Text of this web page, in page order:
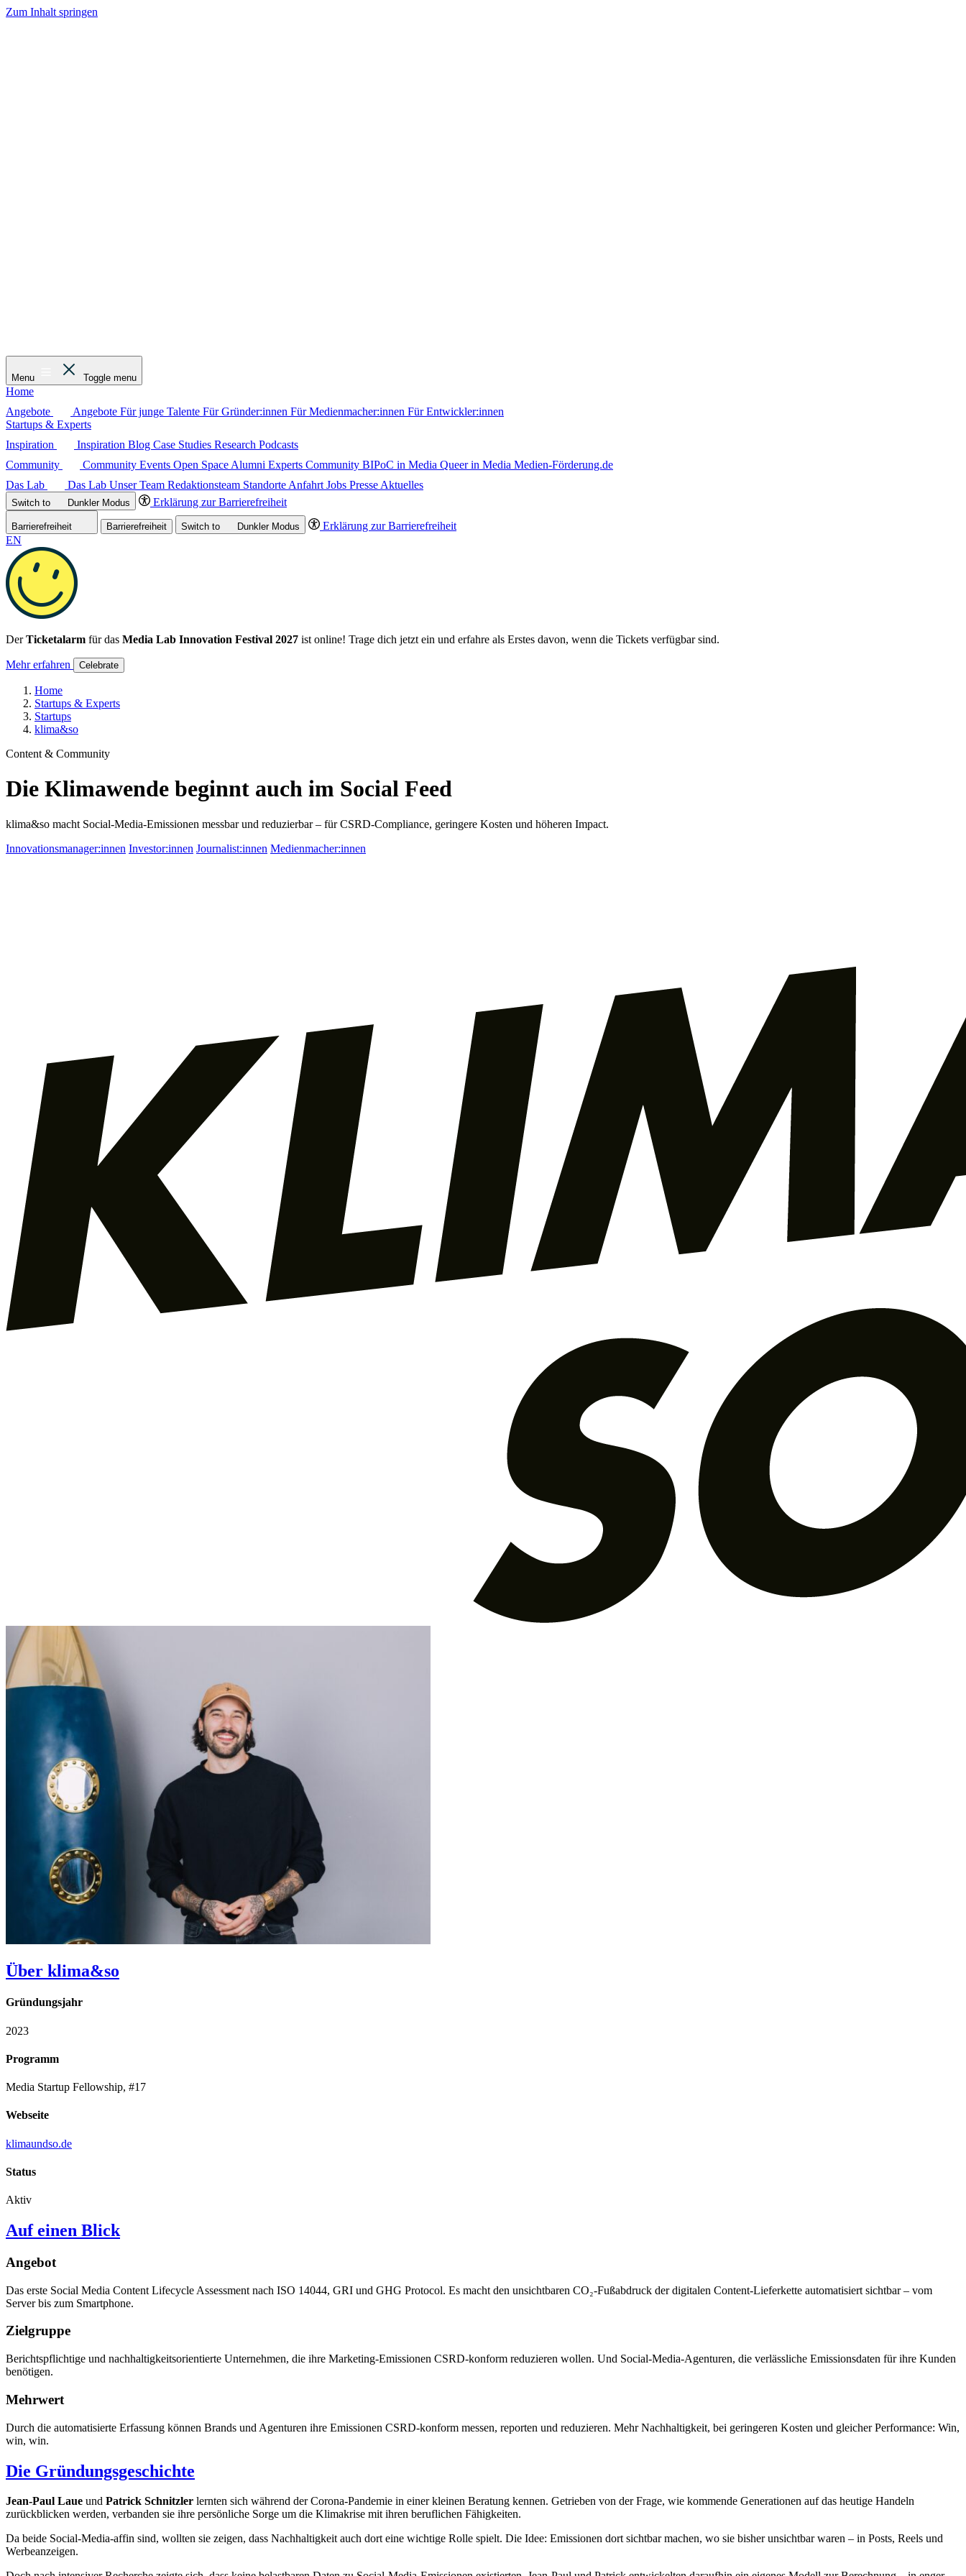
Zum Inhalt springen
Menu Toggle menu
Home
Angebote
Angebote Für junge Talente Für Gründer:innen Für Medienmacher:innen Für Entwickler:innen
Startups & Experts
Inspiration
Inspiration Blog Case Studies Research Podcasts
Community
Community Events Open Space Alumni Experts Community BIPoC in Media Queer in Media Medien-Förderung.de
Das Lab
Das Lab Unser Team Redaktionsteam Standorte Anfahrt Jobs Presse Aktuelles
Switch to DunklerModus Erklärung zur Barrierefreiheit
Barrierefreiheit Barrierefreiheit Switch to DunklerModus
Erklärung zur Barrierefreiheit
EN
DerTicketalarm für das Media Lab Innovation Festival 2027 ist online! Trage dich jetzt ein und erfahre als Erstes davon, wenn die Tickets verfügbar sind.
Mehr erfahren Celebrate
Home
Startups & Experts
Startups
klima&so
Content & Community
Die Klimawende beginnt auch im Social Feed
klima&so macht Social-Media-Emissionen messbar und reduzierbar – für CSRD-Compliance, geringere Kosten und höheren Impact.
Innovationsmanager:innen Investor:innen Journalist:innen Medienmacher:innen
Über klima&so
Gründungsjahr
2023
Programm
Media Startup Fellowship, #17
Webseite
klimaundso.de
Status
Aktiv
Auf einen Blick
Angebot
Das erste Social Media Content Lifecycle Assessment nach ISO 14044, GRI und GHG Protocol. Es macht den unsichtbaren CO₂-Fußabdruck der digitalen Content-Lieferkette automatisiert sichtbar – vom
Server bis zum Smartphone.
Zielgruppe
Berichtspflichtige und nachhaltigkeitsorientierte Unternehmen, die ihre Marketing-Emissionen CSRD-konform reduzieren wollen. Und Social-Media-Agenturen, die verlässliche Emissionsdaten für ihre Kunden
benötigen.
Mehrwert
Durch die automatisierte Erfassung können Brands und Agenturen ihre Emissionen CSRD-konform messen, reporten und reduzieren. Mehr Nachhaltigkeit, bei geringeren Kosten und gleicher Performance: Win,
win, win.
Die Gründungsgeschichte
Jean-Paul Laue und Patrick Schnitzler lernten sich während der Corona-Pandemie in einer kleinen Beratung kennen. Getrieben von der Frage, wie kommende Generationen auf das heutige Handeln
zurückblicken werden, verbanden sie ihre persönliche Sorge um die Klimakrise mit ihren beruflichen Fähigkeiten.
Da beide Social-Media-affin sind, wollten sie zeigen, dass Nachhaltigkeit auch dort eine wichtige Rolle spielt. Die Idee: Emissionen dort sichtbar machen, wo sie bisher unsichtbar waren – in Posts, Reels und
Werbeanzeigen.